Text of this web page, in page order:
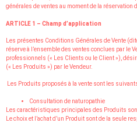
générales de ventes au moment de la réservation
ARTICLE 1 – Champ d’application
Les présentes Conditions Générales de Vente
réserve à l’ensemble des ventes conclues par le
professionnels (« Les Clients ou le Client »),
(« Les Produits ») par le Vendeur.
Les Produits proposés à la vente sont les
Consultation de naturopathie
Les caractéristiques principales des Produits
Le choix et l’achat d’un Produit sont de la seule